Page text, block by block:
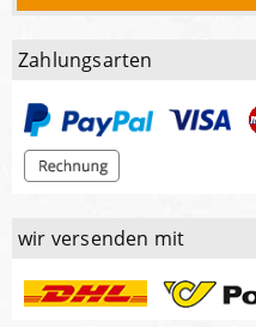
Zahlungsarten
wir versenden mit